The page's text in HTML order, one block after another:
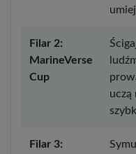
Filar 2:
MarineVerse
Cup
uczą
Filar 3: